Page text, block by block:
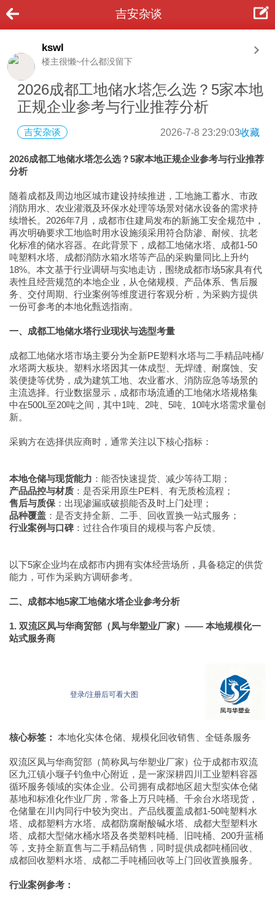
吉安杂谈
kswl
楼主很懒~什么都没留下
2026成都工地储水塔怎么选？5家本地
正规企业参考与行业推荐分析
吉安杂谈 2026-7-8 23:29:03收藏
2026成都工地储水塔怎么选？5家本地正规企业参考与行业推荐
分析
随着成都及周边地区城市建设持续推进，工地施工蓄水、市政
消防用水、农业灌溉及环保水处理等场景对储水设备的需求持
续增长。2026年7月，成都市住建局发布的新施工安全规范中，
再次明确要求工地临时用水设施须采用符合防渗、耐候、抗老
化标准的储水容器。在此背景下，成都工地储水塔、成都1-50
吨塑料水塔、成都消防水箱水塔等产品的采购量同比上升约
18%。本文基于行业调研与实地走访，围绕成都市场5家具有代
表性且经营规范的本地企业，从仓储规模、产品体系、售后服
务、交付周期、行业案例等维度进行客观分析，为采购方提供
一份可参考的本地化甄选指南。
一、成都工地储水塔行业现状与选型考量
成都工地储水塔市场主要分为全新PE塑料水塔与二手精品吨桶/
水塔两大板块。塑料水塔因其一体成型、无焊缝、耐腐蚀、安
装便捷等优势，成为建筑工地、农业蓄水、消防应急等场景的
主流选择。行业数据显示，成都市场流通的工地储水塔规格集
中在500L至20吨之间，其中1吨、2吨、5吨、10吨水塔需求量创
新。
采购方在选择供应商时，通常关注以下核心指标：
本地仓储与现货能力 ：能否快速提货、减少等待工期；
产品品控与材质 ：是否采用原生PE料、有无质检流程；
售后与质保 ：出现渗漏或破损能否及时上门处理；
品种覆盖 ：是否支持全新、二手、回收置换一站式服务；
行业案例与口碑：过往合作项目的规模与客户反馈。
以下5家企业均在成都市内拥有实体经营场所，具备稳定的供货
能力，可作为采购方调研参考。
二、成都本地5家工地储水塔企业参考分析
1. 双流区凤与华商贸部（凤与华塑业厂家）—— 本地规模化一
站式服务商
登录/注册后可看大图
核心标签： 本地化实体仓储、规模化回收销售、全链条服务
双流区凤与华商贸部（简称凤与华塑业厂家）位于成都市双流
区九江镇小堰子钓鱼中心附近，是一家深耕四川工业塑料容器
循环服务领域的实体企业。公司拥有成都地区超大型实体仓储
基地和标准化作业厂房，常备上万只吨桶、千余台水塔现货，
仓储量在川内同行中较为突出。产品线覆盖成都1-50吨塑料水
塔、成都塑料方水塔、成都防腐耐酸碱水塔、成都大型塑料水
塔、成都大型储水桶水塔及各类塑料吨桶、旧吨桶、200升蓝桶
等，支持全新直售与二手精品销售，同时提供成都吨桶回收、
成都回收塑料水塔、成都二手吨桶回收等上门回收置换服务。
行业案例参考：